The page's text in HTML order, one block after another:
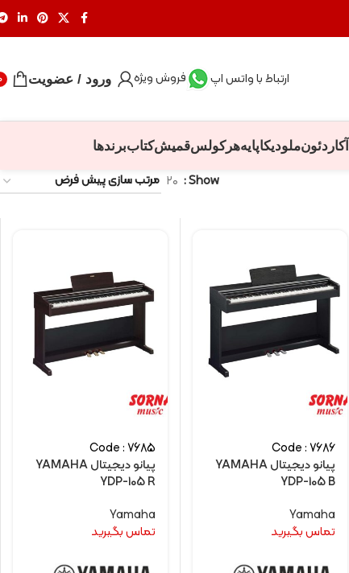
ارتباط با واتس اپ فروش ویژه ورود / عضویت
آکاردئونملودیکاپایههرکولسقمیشکتاببرندها
Show ۲۰
Code : 7686
پیانو دیجیتال YAMAHA
YDP-105 B
Yamaha
تماس بگیرید
Code : 7685
پیانو دیجیتال YAMAHA
YDP-105 R
Yamaha
تماس بگیرید